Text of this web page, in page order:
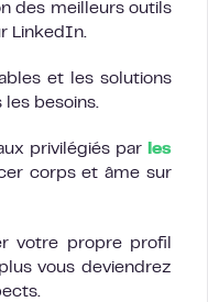
des meilleurs outils
LinkedIn.
et les solutions
besoins.
privilégiés par
les
corps et âme sur
votre propre profil
vous deviendrez